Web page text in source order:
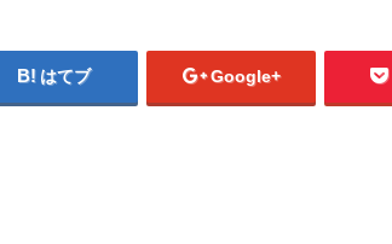
はてブ Google+